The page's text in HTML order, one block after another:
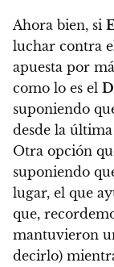
Ahora bien, si
luchar contra
apuesta por
como lo es el
suponiendo
desde la
Otra opción
suponiendo
lugar, el que
que,
mantuvieron
decirlo)